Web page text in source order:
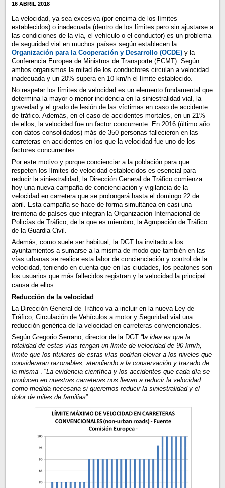
16 ABRIL 2018
La velocidad, ya sea excesiva (por encima de los límites
establecidos) o inadecuada (dentro de los límites pero sin ajustarse a
las condiciones de la vía, el vehículo o el conductor) es un problema
de seguridad vial en muchos países según establecen la
Organización para la Cooperación y Desarrollo (OCDE)y la
Conferencia Europea de Ministros de Transporte (ECMT). Según
ambos organismos la mitad de los conductores circulan a velocidad
inadecuada y un 20% supera en 10 km/h el límite establecido.
No respetar los límites de velocidad es un elemento fundamental que
determina la mayor o menor incidencia en la siniestralidad vial, la
gravedad y el grado de lesión de las víctimas en caso de accidente
de tráfico. Además, en el caso de accidentes mortales, en un 21%
de ellos, la velocidad fue un factor concurrente. En 2016 (último año
con datos consolidados) más de 350 personas fallecieron en las
carreteras en accidentes en los que la velocidad fue uno de los
factores concurrentes.
Por este motivo y porque concienciar a la población para que
respeten los límites de velocidad establecidos es esencial para
reducir la siniestralidad, la Dirección General de Tráfico comienza
hoy una nueva campaña de concienciación y vigilancia de la
velocidad en carretera que se prolongará hasta el domingo 22 de
abril. Esta campaña se hace de forma simultánea en casi una
treintena de países que integran la Organización Internacional de
Policías de Tráfico, de la que es miembro, la Agrupación de Tráfico
de la Guardia Civil.
Además, como suele ser habitual, la DGT ha invitado a los
ayuntamientos a sumarse a la misma de modo que también en las
vías urbanas se realice esta labor de concienciación y control de la
velocidad, teniendo en cuenta que en las ciudades, los peatones son
los usuarios que más fallecidos registran y la velocidad la principal
causa de ellos.
Reducción de la velocidad
La Dirección General de Tráfico va a incluir en la nueva Ley de
Tráfico, Circulación de Vehículos a motor y Seguridad vial una
reducción genérica de la velocidad en carreteras convencionales.
Según Gregorio Serrano, director de la DGT “l a idea es que la
totalidad de estas vías tengan un límite de velocidad de 90 km/h,
límite que los titulares de estas vías podrían elevar a los niveles que
consideraran razonables, atendiendo a la conservación y trazado de
la misma”. “La evidencia científica y los accidentes que cada día se
producen en nuestras carreteras nos llevan a reducir la velocidad
como medida necesaria si queremos reducir la siniestralidad y el
dolor de miles de familias”.